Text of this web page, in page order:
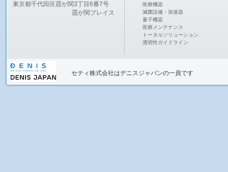
東京都千代田区霞が関3丁目6番7号
霞が関プレイス
医療機器
滅菌設備・加速器
量子機器
医療メンテナンス
トータルソリューション
透明性ガイドライン
セティ株式会社はデニスジャパンの一員です